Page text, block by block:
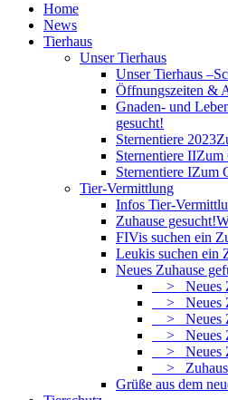
Home
News
Tierhaus
Unser Tierhaus
Unser Tierhaus –
Öffnungszeiten &
Gnaden- und
gesucht!
Sternentiere 2023
Sternentiere IIZum
Sternentiere IZum
Tier-Vermittlung
Infos Tier-
Zuhause gesucht!
FIVis suchen ein
Leukis suchen ein
Neues Zuhause
> Neues
> Neues
> Neues
> Neues
> Neues
>
Grüße aus dem